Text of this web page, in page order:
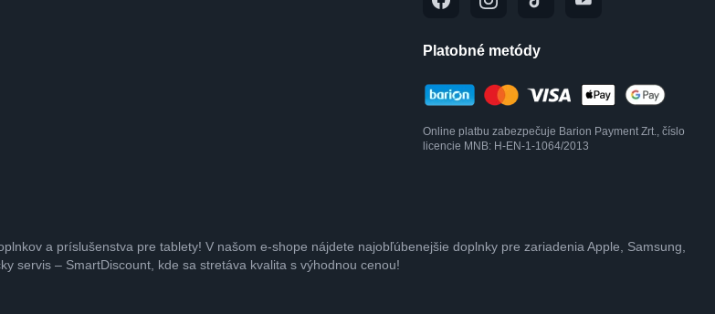
Platobné metódy
Online platbu zabezpečuje Barion Payment Zrt., číslo
licencie MNB: H-EN-1-1064/2013
a príslušenstva pre tablety! V našom e-shope nájdete najobľúbenejšie doplnky pre zariadenia Apple, Samsung,
servis – SmartDiscount, kde sa stretáva kvalita s výhodnou cenou!